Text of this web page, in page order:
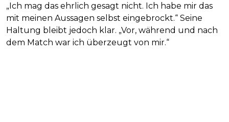
„Ich mag das ehrlich gesagt nicht. Ich habe mir das
mit meinen Aussagen selbst eingebrockt.“ Seine
Haltung bleibt jedoch klar. „Vor, während und nach
dem Match war ich überzeugt von mir.“